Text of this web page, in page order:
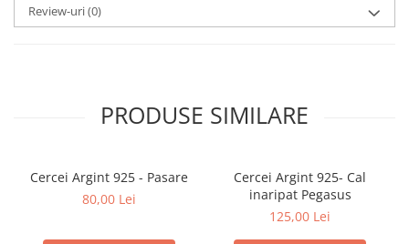
Review-uri(0)
PRODUSE SIMILARE
Cercei Argint 925 - Pasare
80,00 Lei
Cercei Argint 925- Cal
inaripat Pegasus
125,00 Lei